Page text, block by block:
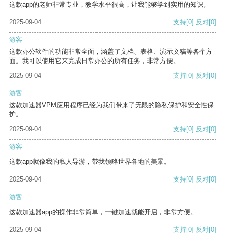
这款app的老师非常专业，教学水平很高，让我能够学到实用的知识。
2025-09-04 支持[0] 反对[0]
游客
这款办公软件的功能非常全面，涵盖了文档、表格、演示文稿等各个方
面。我可以使用它来完成日常办公的所有任务，非常方便。
2025-09-04
支持[0] 反对[0]
游客
这款加速器VPM应用程序已经为我们带来了无限的隐私保护和安全性保
护。
2025-09-04
支持[0] 反对[0]
游客
这款app就像我的私人导游，带我领略世界各地的美景。
2025-09-04 支持[0] 反对[0]
游客
这款加速器app的操作非常简单，一键加速就能开启，非常方便。
2025-09-04 支持[0] 反对[0]